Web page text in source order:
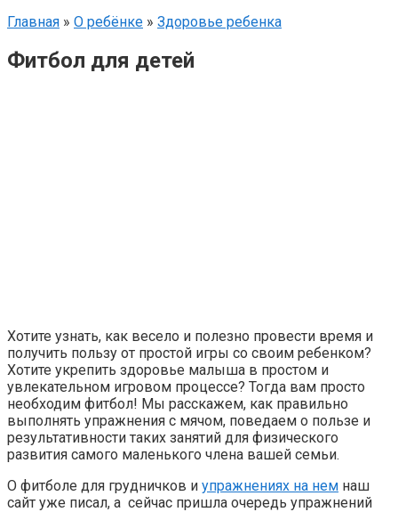
Главная » О ребёнке » Здоровье ребенка
Фитбол для детей
Хотите узнать, как весело и полезно провести время и
получить пользу от простой игры со своим ребенком?
Хотите укрепить здоровье малыша в простом и
увлекательном игровом процессе? Тогда вам просто
необходим фитбол! Мы расскажем, как правильно
выполнять упражнения с мячом, поведаем о пользе и
результативности таких занятий для физического
развития самого маленького члена вашей семьи.
О фитболе для грудничков и упражнениях на нем наш
сайт уже писал, а сейчас пришла очередь упражнений